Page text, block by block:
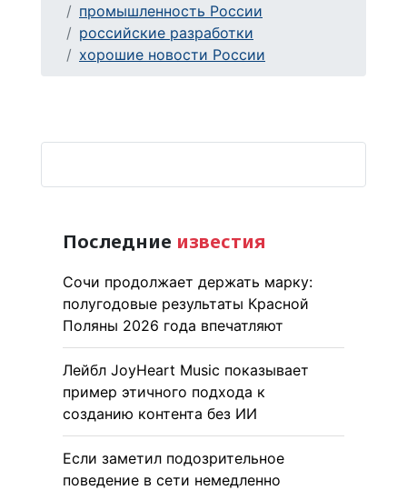
промышленность России
российские разработки
хорошие новости России
Последние известия
Сочи продолжает держать марку:
полугодовые результаты Красной
Поляны 2026 года впечатляют
Лейбл JoyHeart Music показывает
пример этичного подхода к
созданию контента без ИИ
Если заметил подозрительное
поведение в сети немедленно